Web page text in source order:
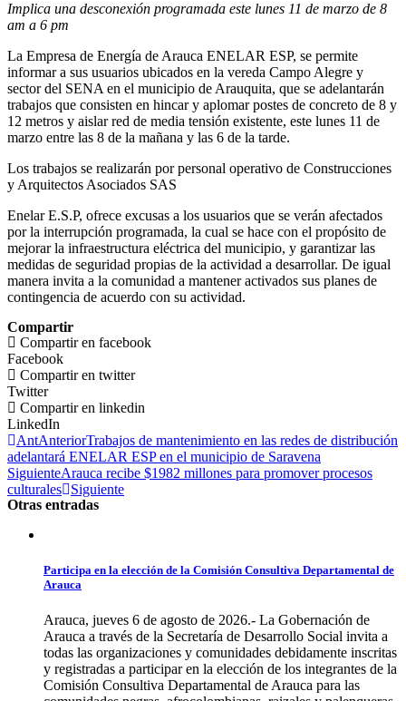
Implica una desconexión programada este lunes 11 de marzo de 8
am a 6 pm
La Empresa de Energía de Arauca ENELAR ESP, se permite
informar a sus usuarios ubicados en la vereda Campo Alegre y
sector del SENA en el municipio de Arauquita, que se adelantarán
trabajos que consisten en hincar y aplomar postes de concreto de 8 y
12 metros y aislar red de media tensión existente, este lunes 11 de
marzo entre las 8 de la mañana y las 6 de la tarde.
Los trabajos se realizarán por personal operativo de Construcciones
y Arquitectos Asociados SAS
Enelar E.S.P, ofrece excusas a los usuarios que se verán afectados
por la interrupción programada, la cual se hace con el propósito de
mejorar la infraestructura eléctrica del municipio, y garantizar las
medidas de seguridad propias de la actividad a desarrollar. De igual
manera invita a la comunidad a mantener activados sus planes de
contingencia de acuerdo con su actividad.
Compartir
Compartir en facebook
Facebook
Compartir en twitter
Twitter
Compartir en linkedin
LinkedIn
AntAnteriorTrabajos de mantenimiento en las redes de distribución
adelantará ENELAR ESP en el municipio de Saravena
SiguienteArauca recibe $1982 millones para promover procesos
culturales
Siguiente
Otras entradas
Participa en la elección de la Comisión Consultiva Departamental de
Arauca
Arauca, jueves 6 de agosto de 2026.- La Gobernación de
Arauca a través de la Secretaría de Desarrollo Social invita a
todas las organizaciones y comunidades debidamente inscritas
y registradas a participar en la elección de los integrantes de la
Comisión Consultiva Departamental de Arauca para las